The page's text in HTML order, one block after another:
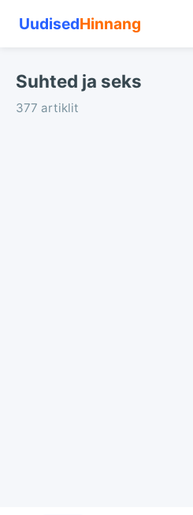
UudisedHinnang
Suhted ja seks
377 artiklit